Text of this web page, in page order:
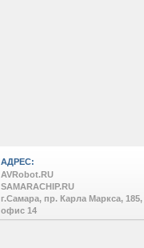
АДРЕС:
AVRobot.RU
SAMARACHIP.RU
г.Самара, пр. Карла Маркса, 185,
офис 14